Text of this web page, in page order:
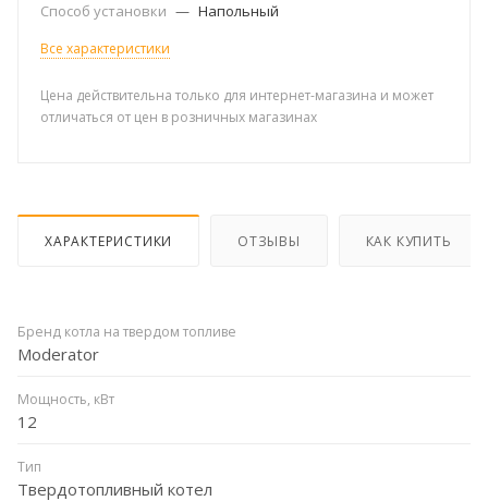
Способ установки — Напольный
Все характеристики
Цена действительна только для интернет-магазина и может
отличаться от цен в розничных магазинах
ХАРАКТЕРИСТИКИ ОТЗЫВЫ КАК КУПИТЬ
Бренд котла на твердом топливе
Moderator
Мощность, кВт
12
Тип
Твердотопливный котел